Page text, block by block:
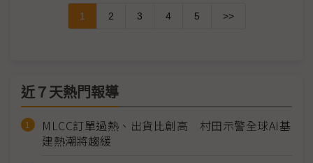
1 2 3 4 5 >>
近７天熱門報導
MLCC訂單過熱、出貨比創高 村田示警全球AI基
建熱潮將趨緩